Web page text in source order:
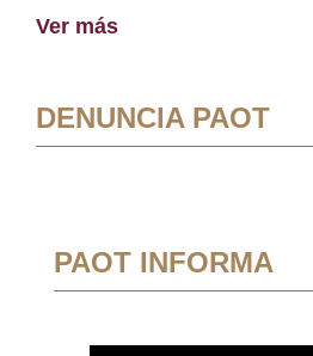
Ver más
DENUNCIA PAOT
PAOT INFORMA